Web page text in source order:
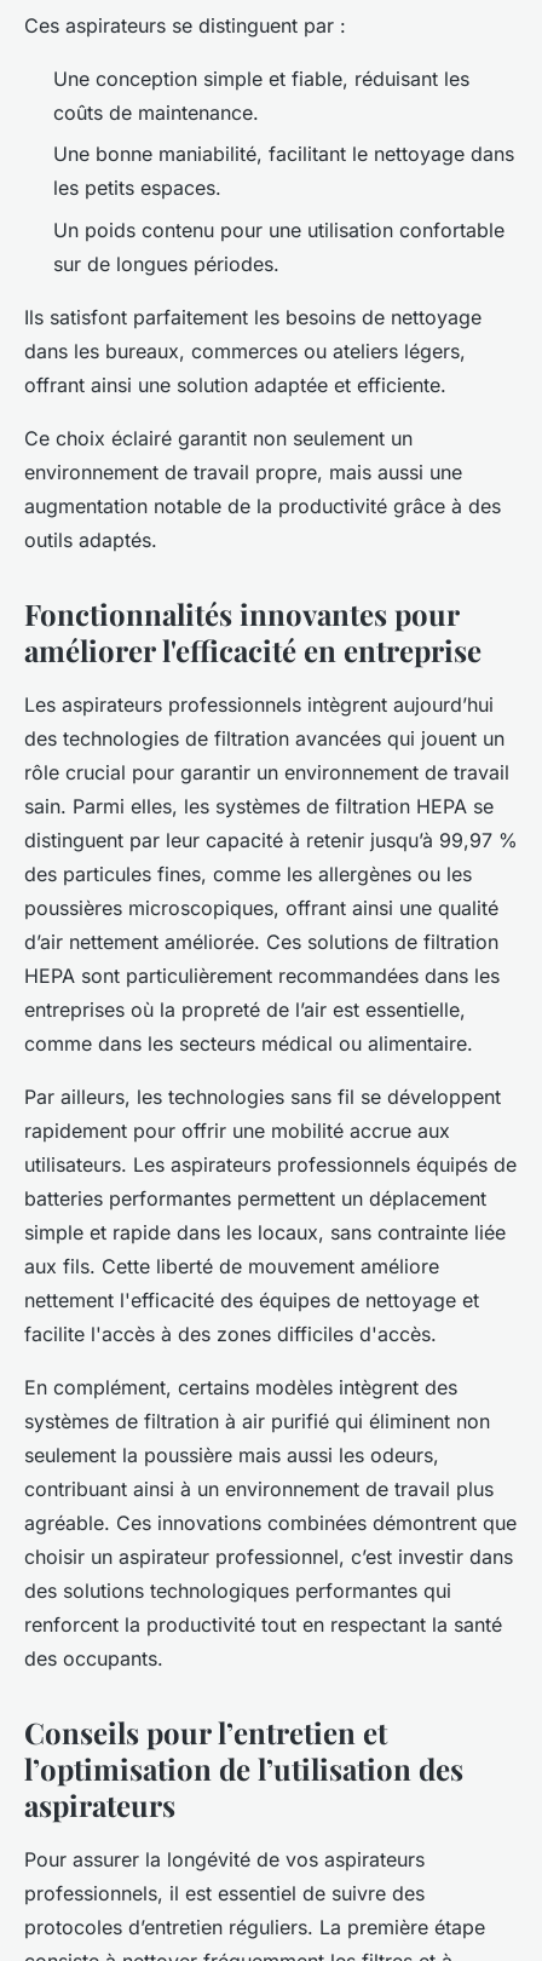
Ces aspirateurs se distinguent par :
Une conception simple et fiable, réduisant les
coûts de maintenance.
Une bonne maniabilité, facilitant le nettoyage dans
les petits espaces.
Un poids contenu pour une utilisation confortable
sur de longues périodes.
Ils satisfont parfaitement les besoins de nettoyage
dans les bureaux, commerces ou ateliers légers,
offrant ainsi une solution adaptée et efficiente.
Ce choix éclairé garantit non seulement un
environnement de travail propre, mais aussi une
augmentation notable de la productivité grâce à des
outils adaptés.
Fonctionnalités innovantes pour
améliorer l'efficacité en entreprise
Les aspirateurs professionnels intègrent aujourd’hui
des technologies de filtration avancées qui jouent un
rôle crucial pour garantir un environnement de travail
sain. Parmi elles, les systèmes de filtration HEPA se
distinguent par leur capacité à retenir jusqu’à 99,97 %
des particules fines, comme les allergènes ou les
poussières microscopiques, offrant ainsi une qualité
d’air nettement améliorée. Ces solutions de filtration
HEPA sont particulièrement recommandées dans les
entreprises où la propreté de l’air est essentielle,
comme dans les secteurs médical ou alimentaire.
Par ailleurs, les technologies sans fil se développent
rapidement pour offrir une mobilité accrue aux
utilisateurs. Les aspirateurs professionnels équipés de
batteries performantes permettent un déplacement
simple et rapide dans les locaux, sans contrainte liée
aux fils. Cette liberté de mouvement améliore
nettement l'efficacité des équipes de nettoyage et
facilite l'accès à des zones difficiles d'accès.
En complément, certains modèles intègrent des
systèmes de filtration à air purifié qui éliminent non
seulement la poussière mais aussi les odeurs,
contribuant ainsi à un environnement de travail plus
agréable. Ces innovations combinées démontrent que
choisir un aspirateur professionnel, c’est investir dans
des solutions technologiques performantes qui
renforcent la productivité tout en respectant la santé
des occupants.
Conseils pour l’entretien et
l’optimisation de l’utilisation des
aspirateurs
Pour assurer la longévité de vos aspirateurs
professionnels, il est essentiel de suivre des
protocoles d’entretien réguliers. La première étape